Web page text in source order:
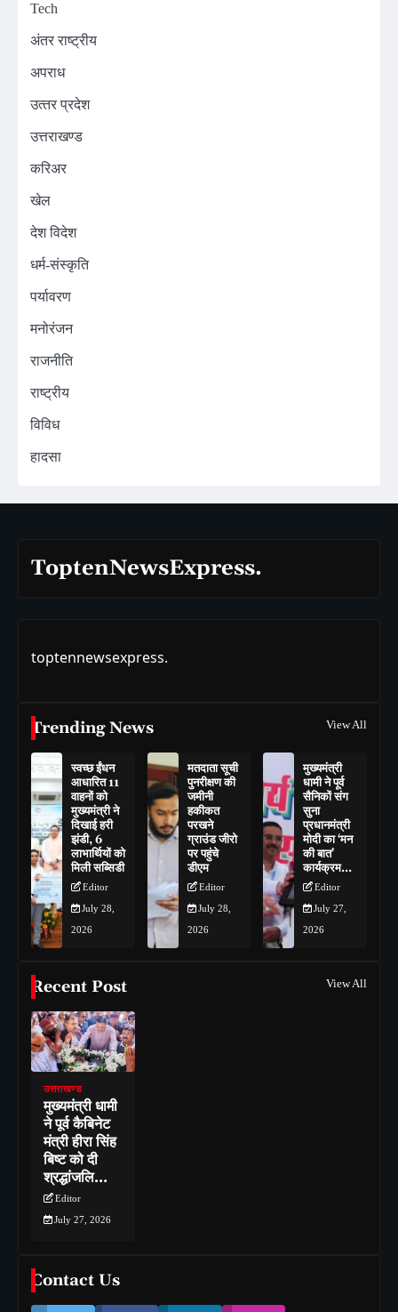
Tech
अंतर राष्ट्रीय
अपराध
उत्‍तर प्रदेश
उत्तराखण्ड
करिअर
खेल
देश विदेश
धर्म-संस्कृति
पर्यावरण
मनोरंजन
राजनीति
राष्ट्रीय
विविध
हादसा
ToptenNewsExpress.
toptennewsexpress.
Trending News View All
स्वच्छ ईंधन
आधारित 11
वाहनों को
मुख्यमंत्री ने
दिखाई हरी
झंडी, 6
लाभार्थियों को
मिली सब्सिडी
Editor
July 28,
2026
मतदाता सूची
पुनरीक्षण की
जमीनी
हकीकत
परखने
ग्राउंड जीरो
पर पहुंचे
डीएम
Editor
July 28,
2026
मुख्यमंत्री
धामी ने पूर्व
सैनिकों संग
सुना
प्रधानमंत्री
मोदी का ‘मन
की बात’
कार्यक्रम…
Editor
July 27,
2026
Recent Post View All
उत्तराखण्ड
मुख्यमंत्री धामी
ने पूर्व कैबिनेट
मंत्री हीरा सिंह
बिष्ट को दी
श्रद्धांजलि…
Editor
July 27, 2026
Contact Us